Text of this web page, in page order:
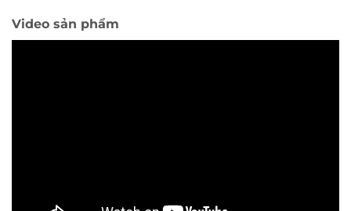
Video sản phẩm